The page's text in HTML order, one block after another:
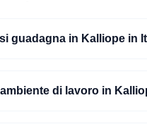
guadagna in Kalliope in
di lavoro in